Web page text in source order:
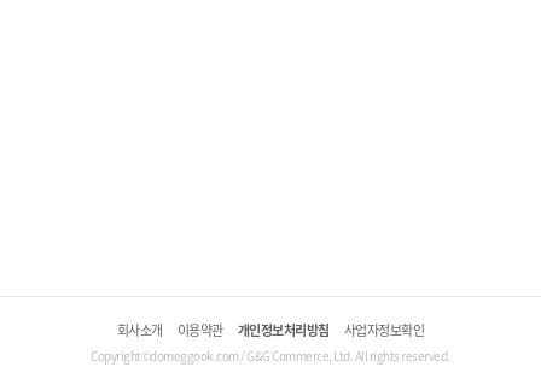
회사소개 이용약관 개인정보처리방침 사업자정보확인
Copyright©domeggook.com / G&G Commerce, Ltd. All rights reserved.